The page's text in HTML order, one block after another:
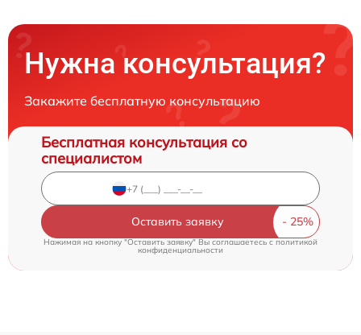
Нужна консультация?
Закажите бесплатную консультацию
Бесплатная консультация со
специалистом
Оставить заявку
Нажимая на кнопку "Оставить заявку" Вы соглашаетесь c политикой
конфиденциальности